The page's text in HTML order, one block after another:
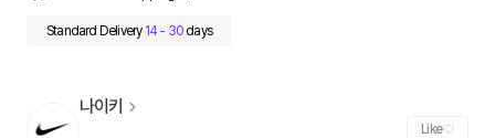
Standard Delivery 14 - 30 days
나이키
Like